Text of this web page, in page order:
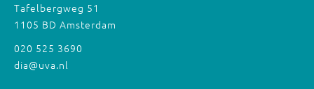
Tafelbergweg 51
1105 BD Amsterdam
020 525 3690
dia@uva.nl